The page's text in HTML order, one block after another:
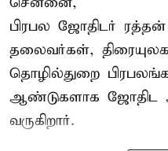
பிரபல ஜோதிடர்
தலைவர்கள்,
தொழில்துறை
ஆண்டுகளாக
வருகிறார்.